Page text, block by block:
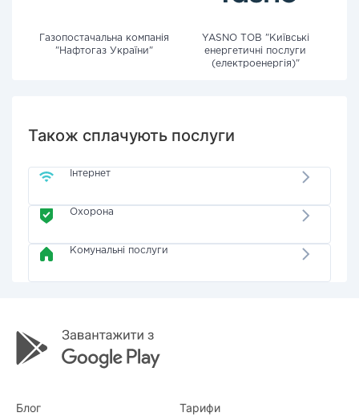
Газопостачальна компанія
"Нафтогаз України"
YASNO ТОВ "Київські
енергетичні послуги
(електроенергія)"
Також сплачують послуги
Інтернет
Охорона
Комунальні послуги
Блог Тарифи